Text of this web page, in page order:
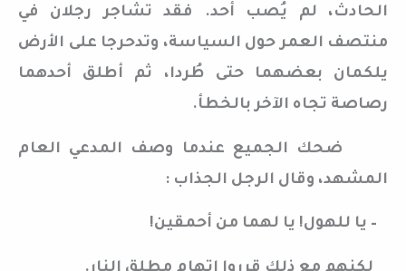
الحادث، لم يُصب أحد. فقد تشاجر رجلان في
منتصف العمر حول السياسة، وتدحرجا على الأرض
يلكمان بعضهما حتى طُردا، ثم أطلق أحدهما
رصاصة تجاه الآخر بالخطأ.
ضحك الجميع عندما وصف المدعي العام
المشهد، وقال الرجل الجذاب :
– يا للهول! يا لهما من أحمقين!